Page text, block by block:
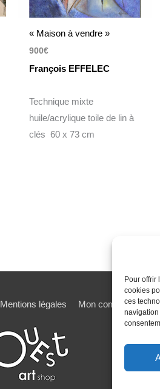
Pour offrir
cookies
ces
navigation
« Maison à vendre »
900€
François EFFELEC
Technique mixte
huile/acrylique toile de lin à
clés 60 x 73 cm
Mentions légales Mon compte Mot